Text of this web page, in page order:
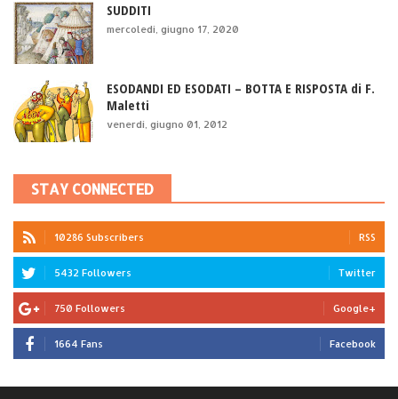
SUDDITI
mercoledì, giugno 17, 2020
ESODANDI ED ESODATI – BOTTA E RISPOSTA di F.
Maletti
venerdì, giugno 01, 2012
STAY CONNECTED
10286 Subscribers RSS
5432 Followers Twitter
750 Followers Google+
1664 Fans Facebook